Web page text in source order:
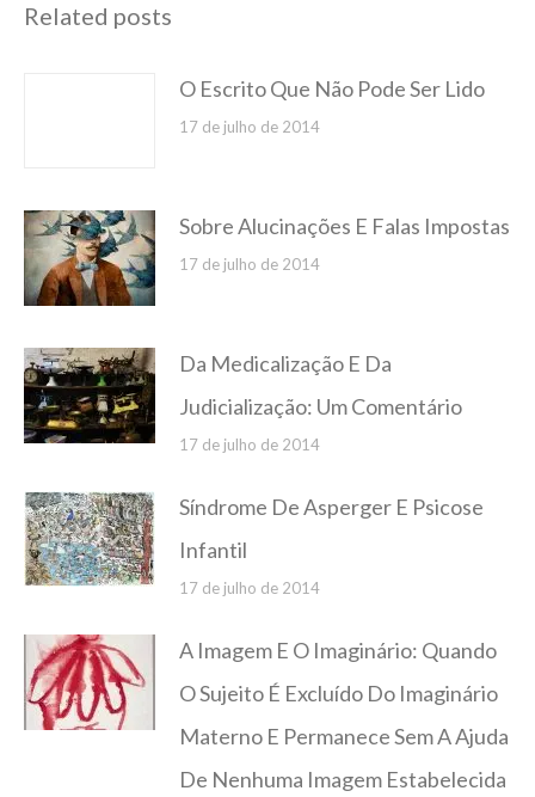
Related posts
O Escrito Que Não Pode Ser Lido
17 de julho de 2014
Sobre Alucinações E Falas Impostas
17 de julho de 2014
Da Medicalização E Da
Judicialização: Um Comentário
17 de julho de 2014
Síndrome De Asperger E Psicose
Infantil
17 de julho de 2014
A Imagem E O Imaginário: Quando
O Sujeito É Excluído Do Imaginário
Materno E Permanece Sem A Ajuda
De Nenhuma Imagem Estabelecida